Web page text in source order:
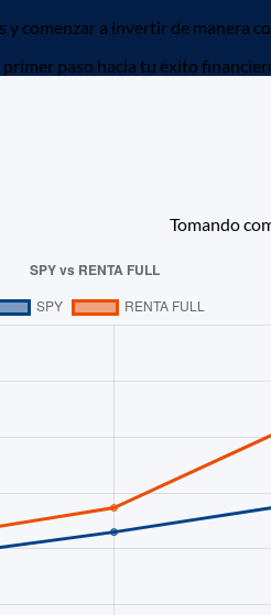
y comenzar a invertir de manera
primer paso hacia tu éxito
Tomando